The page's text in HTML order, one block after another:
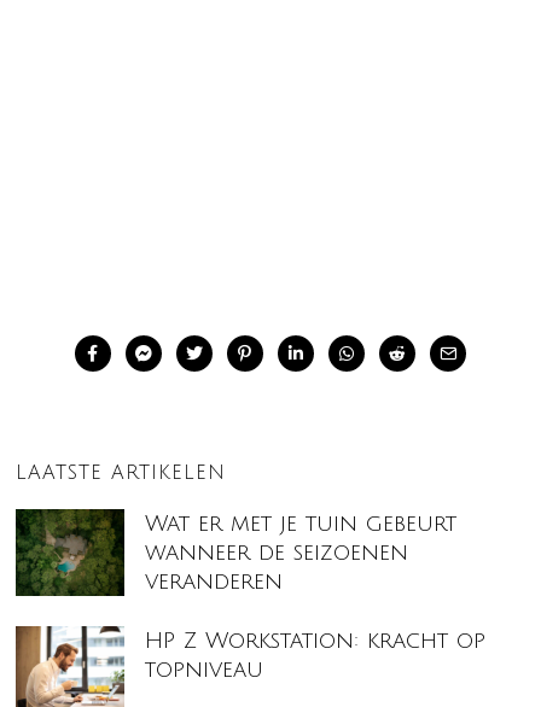
LAATSTE ARTIKELEN
Wat er met je tuin gebeurt
wanneer de seizoenen
veranderen
HP Z Workstation: kracht op
topniveau